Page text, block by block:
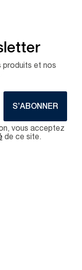
produits et nos
S’ABONNER
vous acceptez
de ce site.